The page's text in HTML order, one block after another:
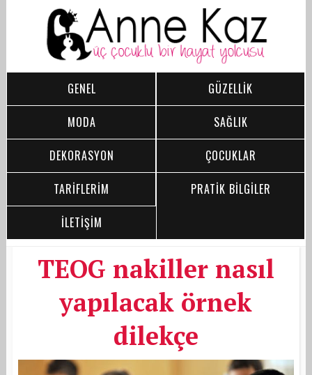
GENEL
GÜZELLİK
MODA
SAĞLIK
DEKORASYON
ÇOCUKLAR
TARİFLERİM
PRATİK BİLGİLER
İLETİŞİM
TEOG nakiller nasıl
yapılacak örnek
dilekçe